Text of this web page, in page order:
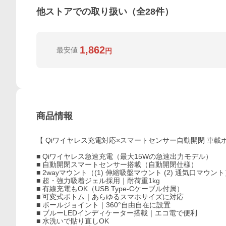
他ストアでの取り扱い（全28件）
最安値 1,862円
商品情報
【 Qiワイヤレス充電対応×スマートセンサー自動開閉 車載
■ Qiワイヤレス急速充電（最大15Wの急速出力モデル）
■ 自動開閉スマートセンサー搭載（自動開閉仕様）
■ 2wayマウント（(1) 伸縮吸盤マウント (2) 通気口マウント
■ 超・強力吸着ジェル採用｜耐荷重1kg
■ 有線充電もOK（USB Type-Cケーブル付属）
■ 可変式ボトム｜あらゆるスマホサイズに対応
■ ボールジョイント｜360°自由自在に設置
■ ブルーLEDインディケーター搭載｜エコ電で便利
■ 水洗いで貼り直しOK